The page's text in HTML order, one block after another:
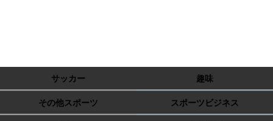
サッカー 趣味
その他スポーツ スポーツビジネス